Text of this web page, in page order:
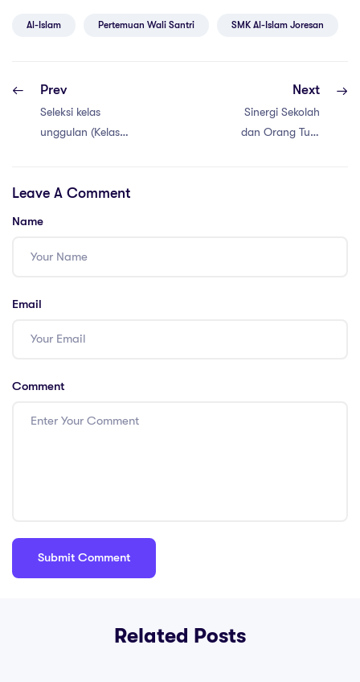
Al-Islam Pertemuan Wali Santri SMK Al-Islam Joresan
Prev
Seleksi kelas
unggulan (Kelas
Joresan:Seleksi
TKJ SMK Al-Islam
Kerja di Era
Next
Sinergi Sekolah
dan Orang Tua:
Leave A Comment
Name
Email
Comment
Related Posts